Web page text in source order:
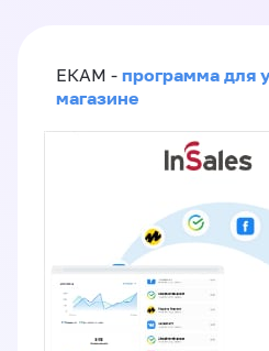
ЕКАМ - программа для
магазине